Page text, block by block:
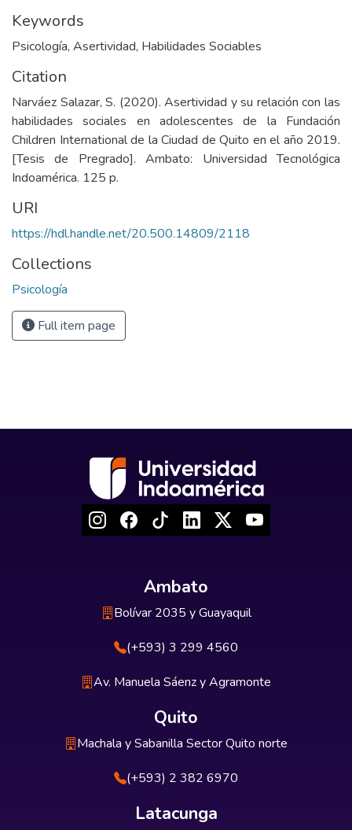
Keywords
Psicología, Asertividad, Habilidades Sociables
Citation
Narváez Salazar, S. (2020). Asertividad y su relación con las
habilidades sociales en adolescentes de la Fundación
Children International de la Ciudad de Quito en el año 2019.
[Tesis de Pregrado]. Ambato: Universidad Tecnológica
Indoamérica. 125 p.
URI
https://hdl.handle.net/20.500.14809/2118
Collections
Psicología
Full item page
Ambato
Bolívar 2035 y Guayaquil
(+593) 3 299 4560
Av. Manuela Sáenz y Agramonte
Quito
Machala y Sabanilla Sector Quito norte
(+593) 2 382 6970
Latacunga